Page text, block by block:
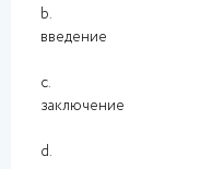
b.
введение
c.
заключение
d.